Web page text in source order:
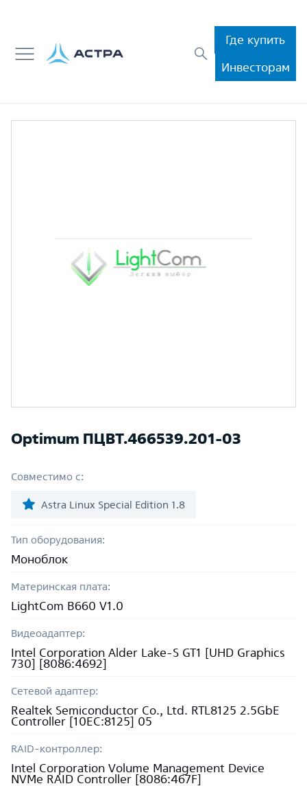
Где купить
Инвесторам
Optimum ПЦВТ.466539.201-03
Совместимо с:
Astra Linux Special Edition 1.8
Тип оборудования:
Моноблок
Материнская плата:
LightCom B660 V1.0
Видеоадаптер:
Intel Corporation Alder Lake-S GT1 [UHD Graphics
730] [8086:4692]
Сетевой адаптер:
Realtek Semiconductor Co., Ltd. RTL8125 2.5GbE
Controller [10EC:8125] 05
RAID-контроллер:
Intel Corporation Volume Management Device
NVMe RAID Controller [8086:467F]